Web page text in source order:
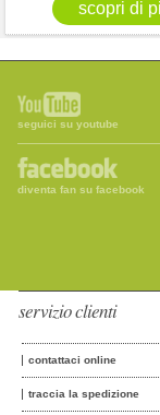
seguici su youtube
diventa fan su facebook
servizio clienti
contattaci online
traccia la spedizione